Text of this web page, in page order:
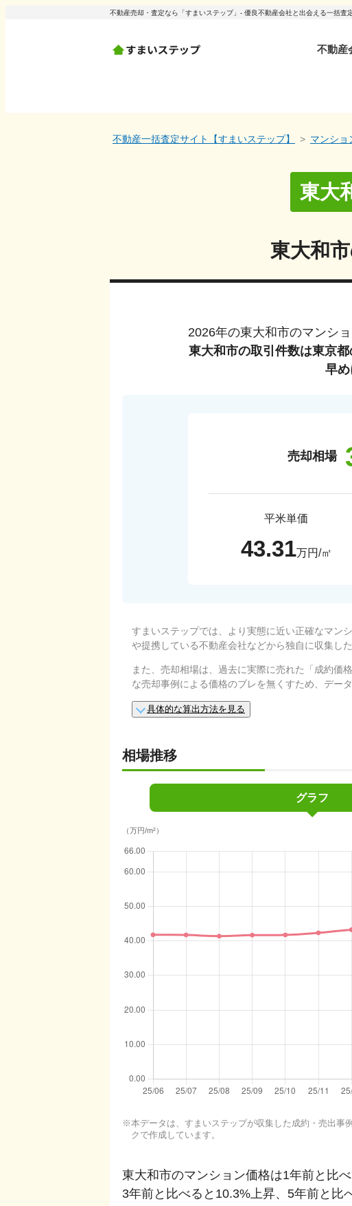
不動産売却・査定なら「すまいステップ」- 優良不動産会社と出会える一括査
不動産
不動産一括査定サイト【すまいステップ】 マンショ
東大
東大和市
2026年の東大和市のマンシ
東大和市の取引件数は東京都
早め
売却相場
平米単価
43.31万円/㎡
すまいステップでは、より実態に近い正確なマン
や提携している不動産会社などから独自に収集し
また、売却相場は、過去に実際に売れた「成約価
な売却事例による価格のブレを無くすため、デー
具体的な算出方法を見る
相場推移
グラフ
（万円/m²）
本データは、すまいステップが収集した成約・売出事
クで作成しています。
東大和市のマンション価格は1年前と比
3年前と比べると 10.3%上昇、 5年前と比